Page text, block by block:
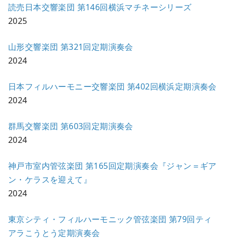
読売日本交響楽団 第146回横浜マチネーシリーズ
2025
山形交響楽団 第321回定期演奏会
2024
日本フィルハーモニー交響楽団 第402回横浜定期演奏会
2024
群馬交響楽団 第603回定期演奏会
2024
神戸市室内管弦楽団 第165回定期演奏会『ジャン＝ギア
ン・ケラスを迎えて』
2024
東京シティ・フィルハーモニック管弦楽団 第79回ティ
アラこうとう定期演奏会